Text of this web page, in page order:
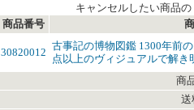
キャンセルしたい商品
商品番号
30820012
古事記の博物図鑑 1300年前
点以上のヴィジュアルで解き
商
送